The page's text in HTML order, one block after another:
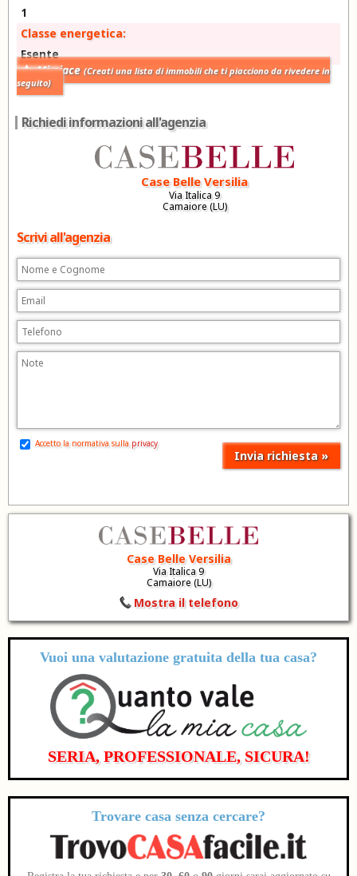
1
Classe energetica:
Esente
Mi piace (Creati una lista di immobili che ti piacciono da rivedere in
seguito)
Richiedi informazioni all'agenzia
Case Belle Versilia
Via Italica 9
Camaiore (LU)
Scrivi all'agenzia
Accetto la normativa sulla privacy
Case Belle Versilia
Via Italica 9
Camaiore (LU)
Mostra il telefono
Vuoi una valutazione gratuita della tua casa?
SERIA, PROFESSIONALE, SICURA!
Trovare casa senza cercare?